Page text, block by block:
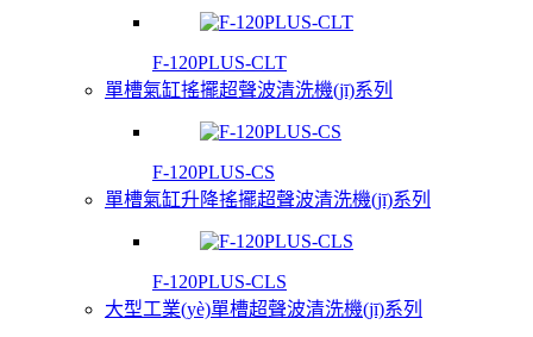
F-120PLUS-CLT
單槽氣缸搖擺超聲波清洗機(jī)系列
F-120PLUS-CS
單槽氣缸升降搖擺超聲波清洗機(jī)系列
F-120PLUS-CLS
大型工業(yè)單槽超聲波清洗機(jī)系列